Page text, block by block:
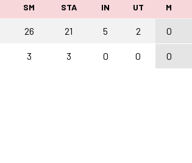
SM STA IN UT M
26 21 5 2 0
3 3 0 0 0